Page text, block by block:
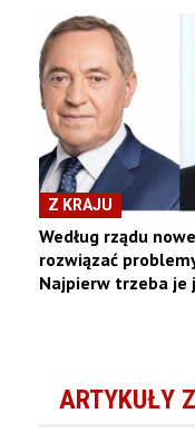
Z KRAJU
Według rządu
rozwiązać
Najpierw trzeba je
ARTYKUŁY